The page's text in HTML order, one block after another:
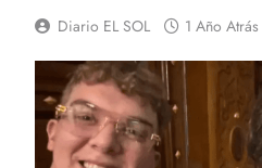
Diario EL SOL 1 Año Atrás